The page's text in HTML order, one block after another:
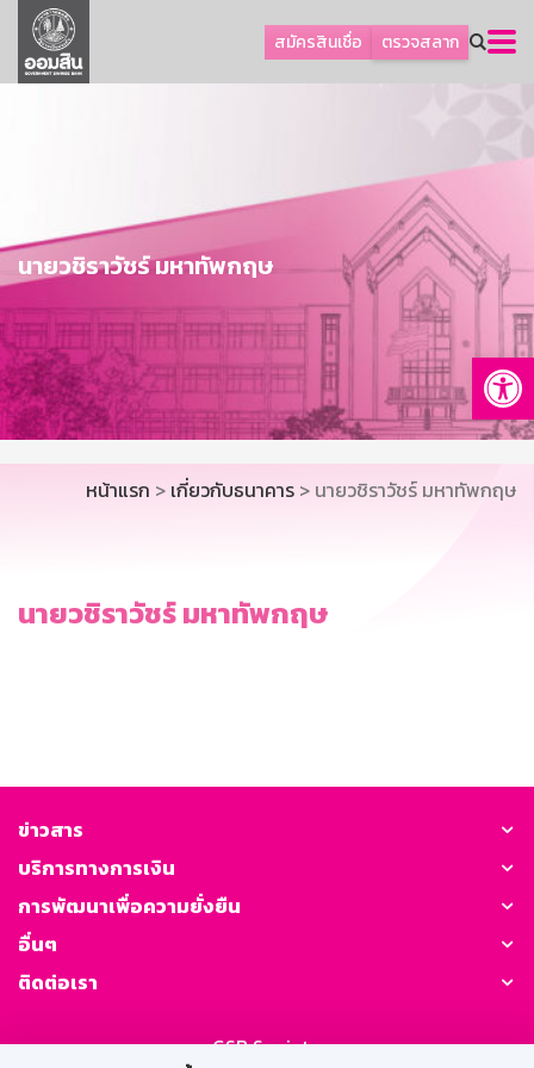
สมัครสินเชื่อ ตรวจสลาก
ลูกค้าธุรกิจ
ลูกค้าผู้ประกอบรายย่อย
การพัฒนาที่ยั่งยืน
ข่าวสาร
บริการทางการเงิน
อื่นๆ
ติดต่อเรา
บริการออนไลน์
TH
EN
นายวชิราวัชร์ มหาทัพกฤษ
หน้าแรก > เกี่ยวกับธนาคาร > นายวชิราวัชร์ มหาทัพกฤษ
นายวชิราวัชร์ มหาทัพกฤษ
ข่าวสาร
บริการทางการเงิน
การพัฒนาเพื่อความยั่งยืน
อื่นๆ
ติดต่อเรา
GSB Society: